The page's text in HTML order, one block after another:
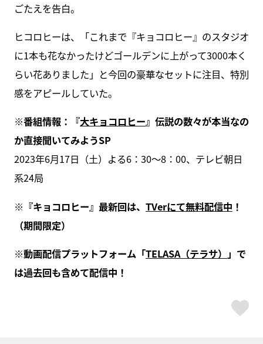
ごたえを告白。
ヒコロヒーは、「これまで『キョコロヒー』のスタジオ
に1本も花なかったけどゴールデンに上がって3000本く
らい花ありました」と今回の豪華なセットに注目、特別
感をアピールしていた。
※番組情報：『大キョコロヒー』伝説の数々が本当なの
か直接聞いてみようSP
2023年6月17日（土）よる6：30～8：00、テレビ朝日
系24局
※『キョコロヒー』最新回は、 TVerにて無料配信中 ！
（期間限定）
※動画配信プラットフォーム「TELASA（テラサ） 」で
は過去回も含めて配信中！